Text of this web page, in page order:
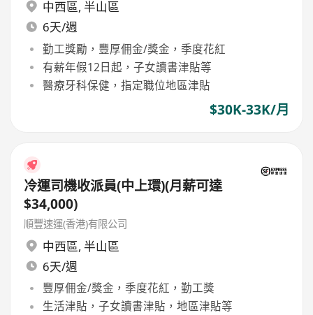
中西區, 半山區
6天/週
勤工獎勵，豐厚佣金/獎金，季度花紅
有薪年假12日起，子女讀書津貼等
醫療牙科保健，指定職位地區津貼
$30K-33K/月
冷運司機收派員(中上環)(月薪可達
$34,000)
順豐速運(香港)有限公司
中西區, 半山區
6天/週
豐厚佣金/獎金，季度花紅，勤工獎
生活津貼，子女讀書津貼，地區津貼等